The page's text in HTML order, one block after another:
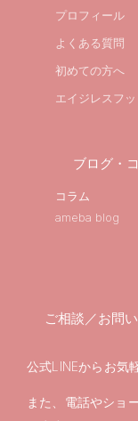
プロフィール
よくある質問
初めての方へ
エイジレスフ
ブログ・
コラム
ameba blog
ご相談／お問
公式LINEからお気
また、電話やショ